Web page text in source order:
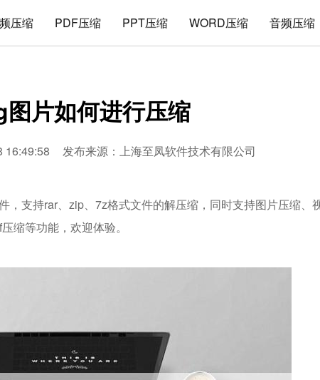
压缩 PDF压缩 PPT压缩 WORD压缩 音频压缩
片如何进行压缩
16:49:58 发布来源：上海至凤软件技术有限公司
支持rar、zip、7z格式文件的解压缩，同时支持图片压缩、视
缩等功能，欢迎体验。